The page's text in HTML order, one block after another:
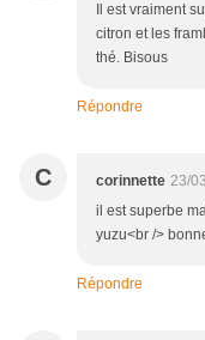
Il est vraiment
citron et les
thé. Bisous
Répondre
C corinnette 23/
il est superbe
yuzu<br />
Répondre